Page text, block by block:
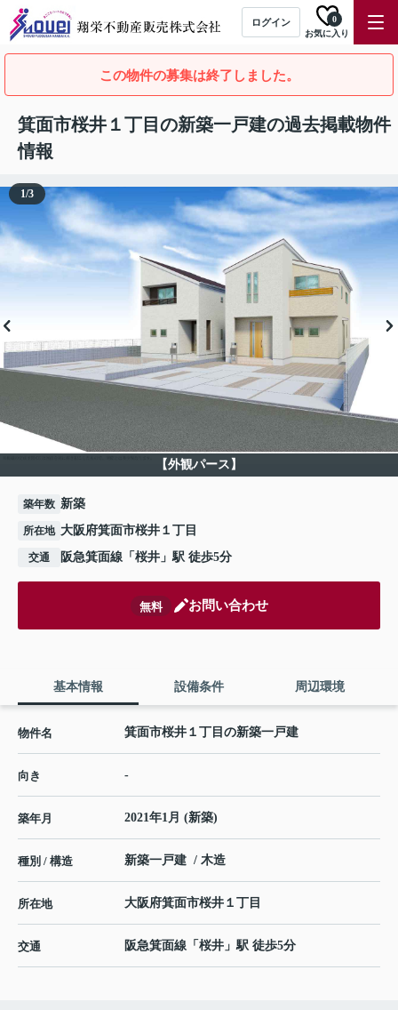
ログイン
お気に入り
0
この物件の募集は終了しました。
箕面市桜井１丁目の新築一戸建の過去掲載物件
情報
【外観パース】
1/3
築年数 新築
所在地 大阪府箕面市桜井１丁目
交通 阪急箕面線 「 桜井 」駅 徒歩5分
無料 お問い合わせ
基本情報 設備条件 周辺環境
物件名 箕面市桜井１丁目の新築一戸建
向き -
築年月 2021年1月 (新築)
種別 / 構造 新築一戸建 / 木造
所在地 大阪府箕面市桜井 １丁目
交通 阪急箕面線 「 桜井 」駅 徒歩5分